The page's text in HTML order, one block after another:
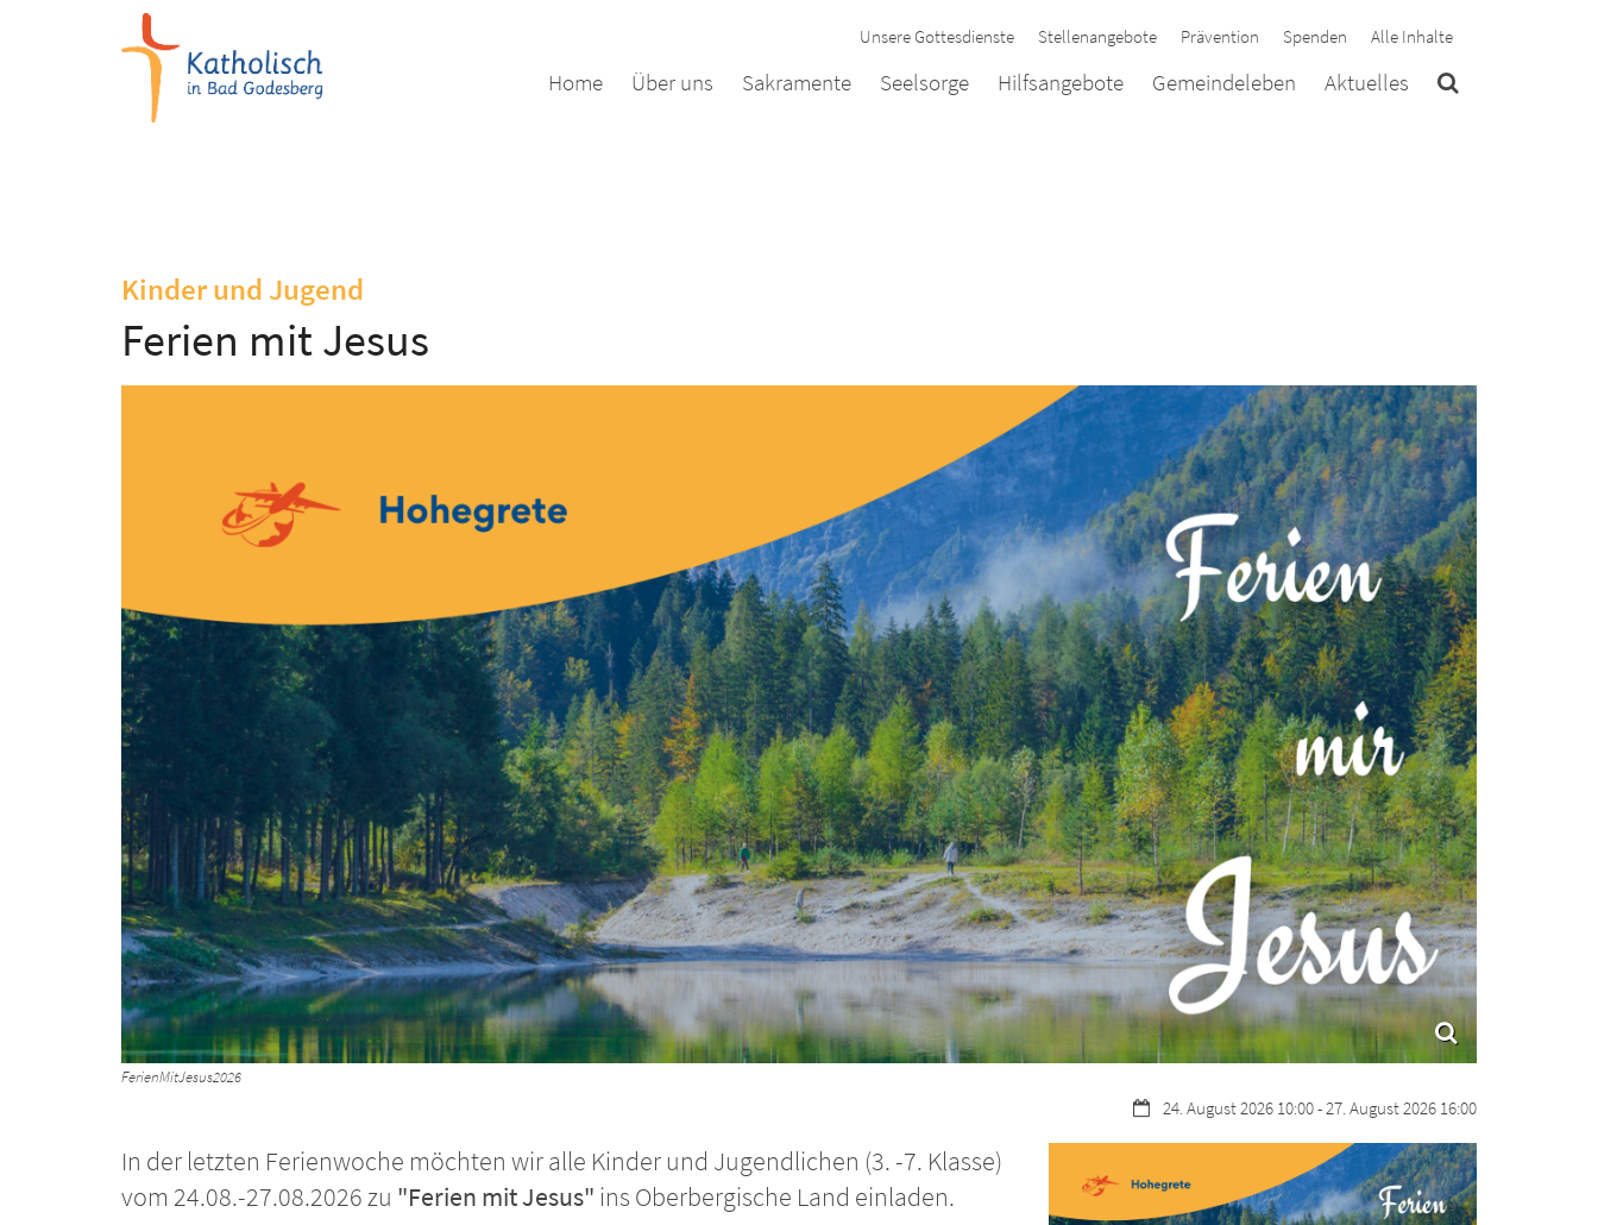
Zum Inhalt springen
Unsere Gottesdienste Stellenangebote Prävention Spenden Alle Inhalte
Home Über uns Sakramente Seelsorge Hilfsangebote Gemeindeleben Aktuelles
Kinder und Jugend
Ferien mit Jesus
FerienMitJesus2026
Datum:24. August 2026 10:00 - 27. August 2026 16:00
In der letzten Ferienwoche möchten wir alle Kinder und Jugendlichen (3. -7. Klasse)
vom 24.08.-27.08.2026 zu "Ferien mit Jesus" ins Oberbergische Land einladen.